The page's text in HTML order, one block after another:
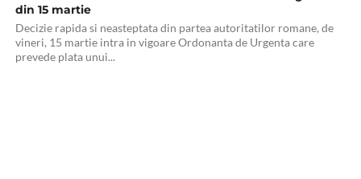
din 15 martie
Decizie rapida si neasteptata din partea autoritatilor romane, de
vineri, 15 martie intra in vigoare Ordonanta de Urgenta care
prevede plata unui...